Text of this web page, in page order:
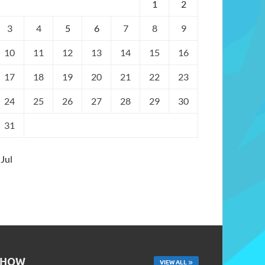
1 2
3 4 5 6 7 8 9
10 11 12 13 14 15 16
17 18 19 20 21 22 23
24 25 26 27 28 29 30
31
VIEW ALL